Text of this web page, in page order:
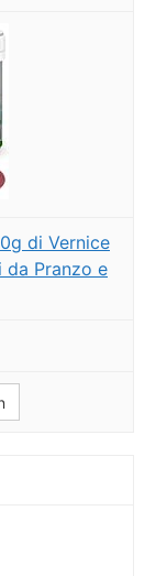
di Vernice
da Pranzo e